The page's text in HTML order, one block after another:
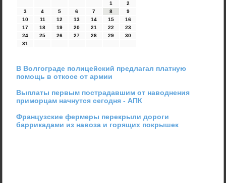
1
2
3
4 5 6 7 8
9
10
11 12 13 14 15
16
17
18 19 20 21 22
23
24
25 26 27 28 29
30
31
В Волгограде полицейский предлагал платную
помощь в откосе от армии
Выплаты первым пострадавшим от наводнения
приморцам начнутся сегодня - АПК
Французские фермеры перекрыли дороги
баррикадами из навоза и горящих покрышек